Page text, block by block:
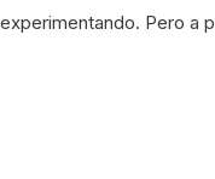
experimentando. Pero a